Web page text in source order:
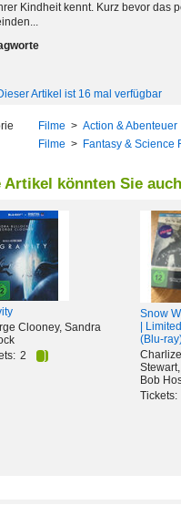
Kindheit kennt. Kurz bevor das
Artikel ist 16 mal verfügbar
Filme > Action & Abenteuer
Filme > Fantasy & Science
Artikel könnten Sie
Clooney, Sandra
2
Snow
|
(Blu-
Bob
Tickets: